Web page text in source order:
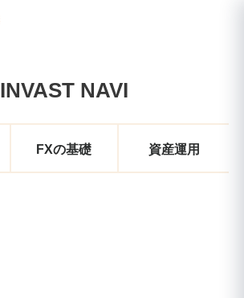
INVAST NAVI
FXの基礎 資産運用